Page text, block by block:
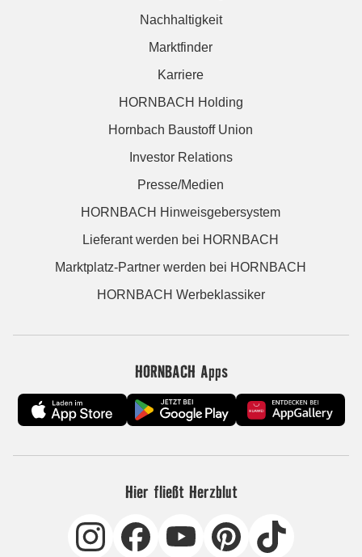
Nachhaltigkeit
Marktfinder
Karriere
HORNBACH Holding
Hornbach Baustoff Union
Investor Relations
Presse/Medien
HORNBACH Hinweisgebersystem
Lieferant werden bei HORNBACH
Marktplatz-Partner werden bei HORNBACH
HORNBACH Werbeklassiker
HORNBACH Apps
Hier fließt Herzblut